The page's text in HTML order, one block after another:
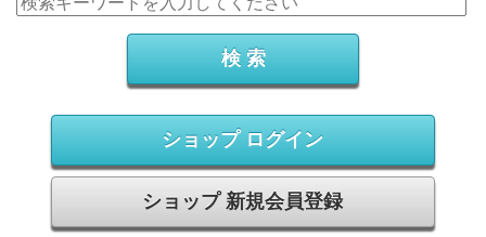
ショップ ログイン
ショップ 新規会員登録